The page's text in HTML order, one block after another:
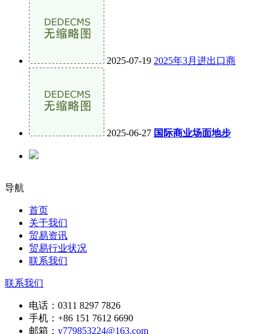
2025-07-19 2025年3月进出口商
2025-06-27 国际商业场面地步
导航
首页
关于我们
贸易资讯
贸易行业状况
联系我们
联系我们
电话： 0311 8297 7826
手机： +86 151 7612 6690
邮箱： y779853224@163.com